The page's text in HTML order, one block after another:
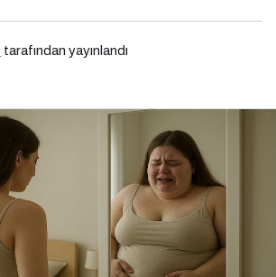
tarafından yayınlandı